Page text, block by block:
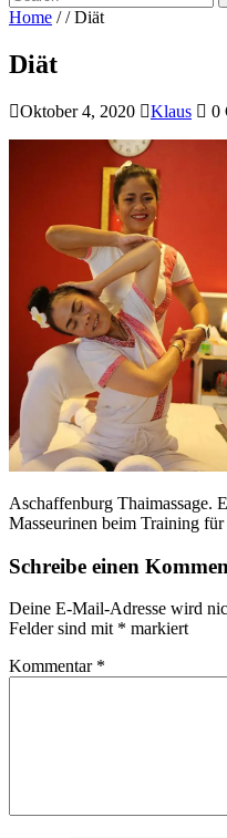
Home / /Diät
Diät
Oktober 4, 2020 Klaus 0
Aschaffenburg Thaimassage.
Masseurinen beim Training für
Schreibe einen
Deine E-Mail-Adresse wird
Felder sind mit * markiert
Kommentar *